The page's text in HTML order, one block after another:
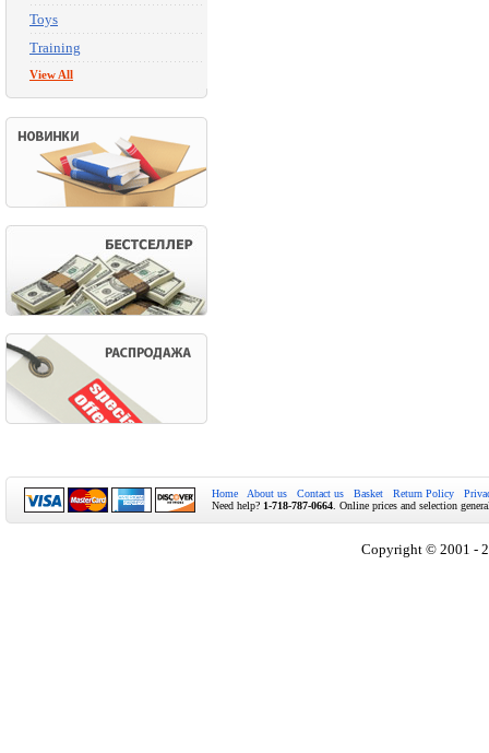
Toys
Training
View All
Home About us Contact us Basket Return Policy
Need help? 1-718-787-0664 . Online prices and selection
Copyright © 2001 -